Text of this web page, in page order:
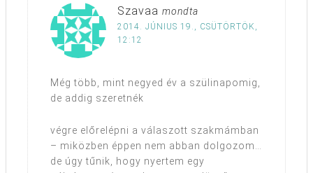
Szavaa mondta
2014. JÚNIUS 19., CSÜTÖRTÖK,
12:12
Még több, mint negyed év a szülinapomig,
de addig szeretnék
végre előrelépni a válaszott szakmámban
– miközben éppen nem abban dolgozom…
de úgy tűnik, hogy nyertem egy